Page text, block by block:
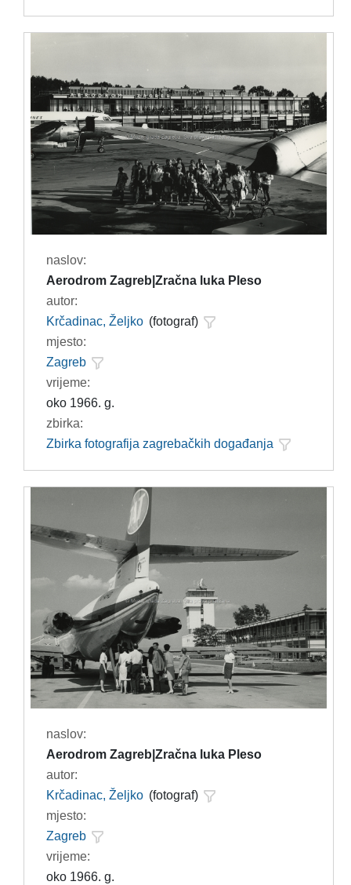
naslov:
Aerodrom Zagreb|Zračna luka Pleso
autor:
Krčadinac, Željko (fotograf)
mjesto:
Zagreb
vrijeme:
oko 1966. g.
zbirka:
Zbirka fotografija zagrebačkih događanja
naslov:
Aerodrom Zagreb|Zračna luka Pleso
autor:
Krčadinac, Željko (fotograf)
mjesto:
Zagreb
vrijeme:
oko 1966. g.